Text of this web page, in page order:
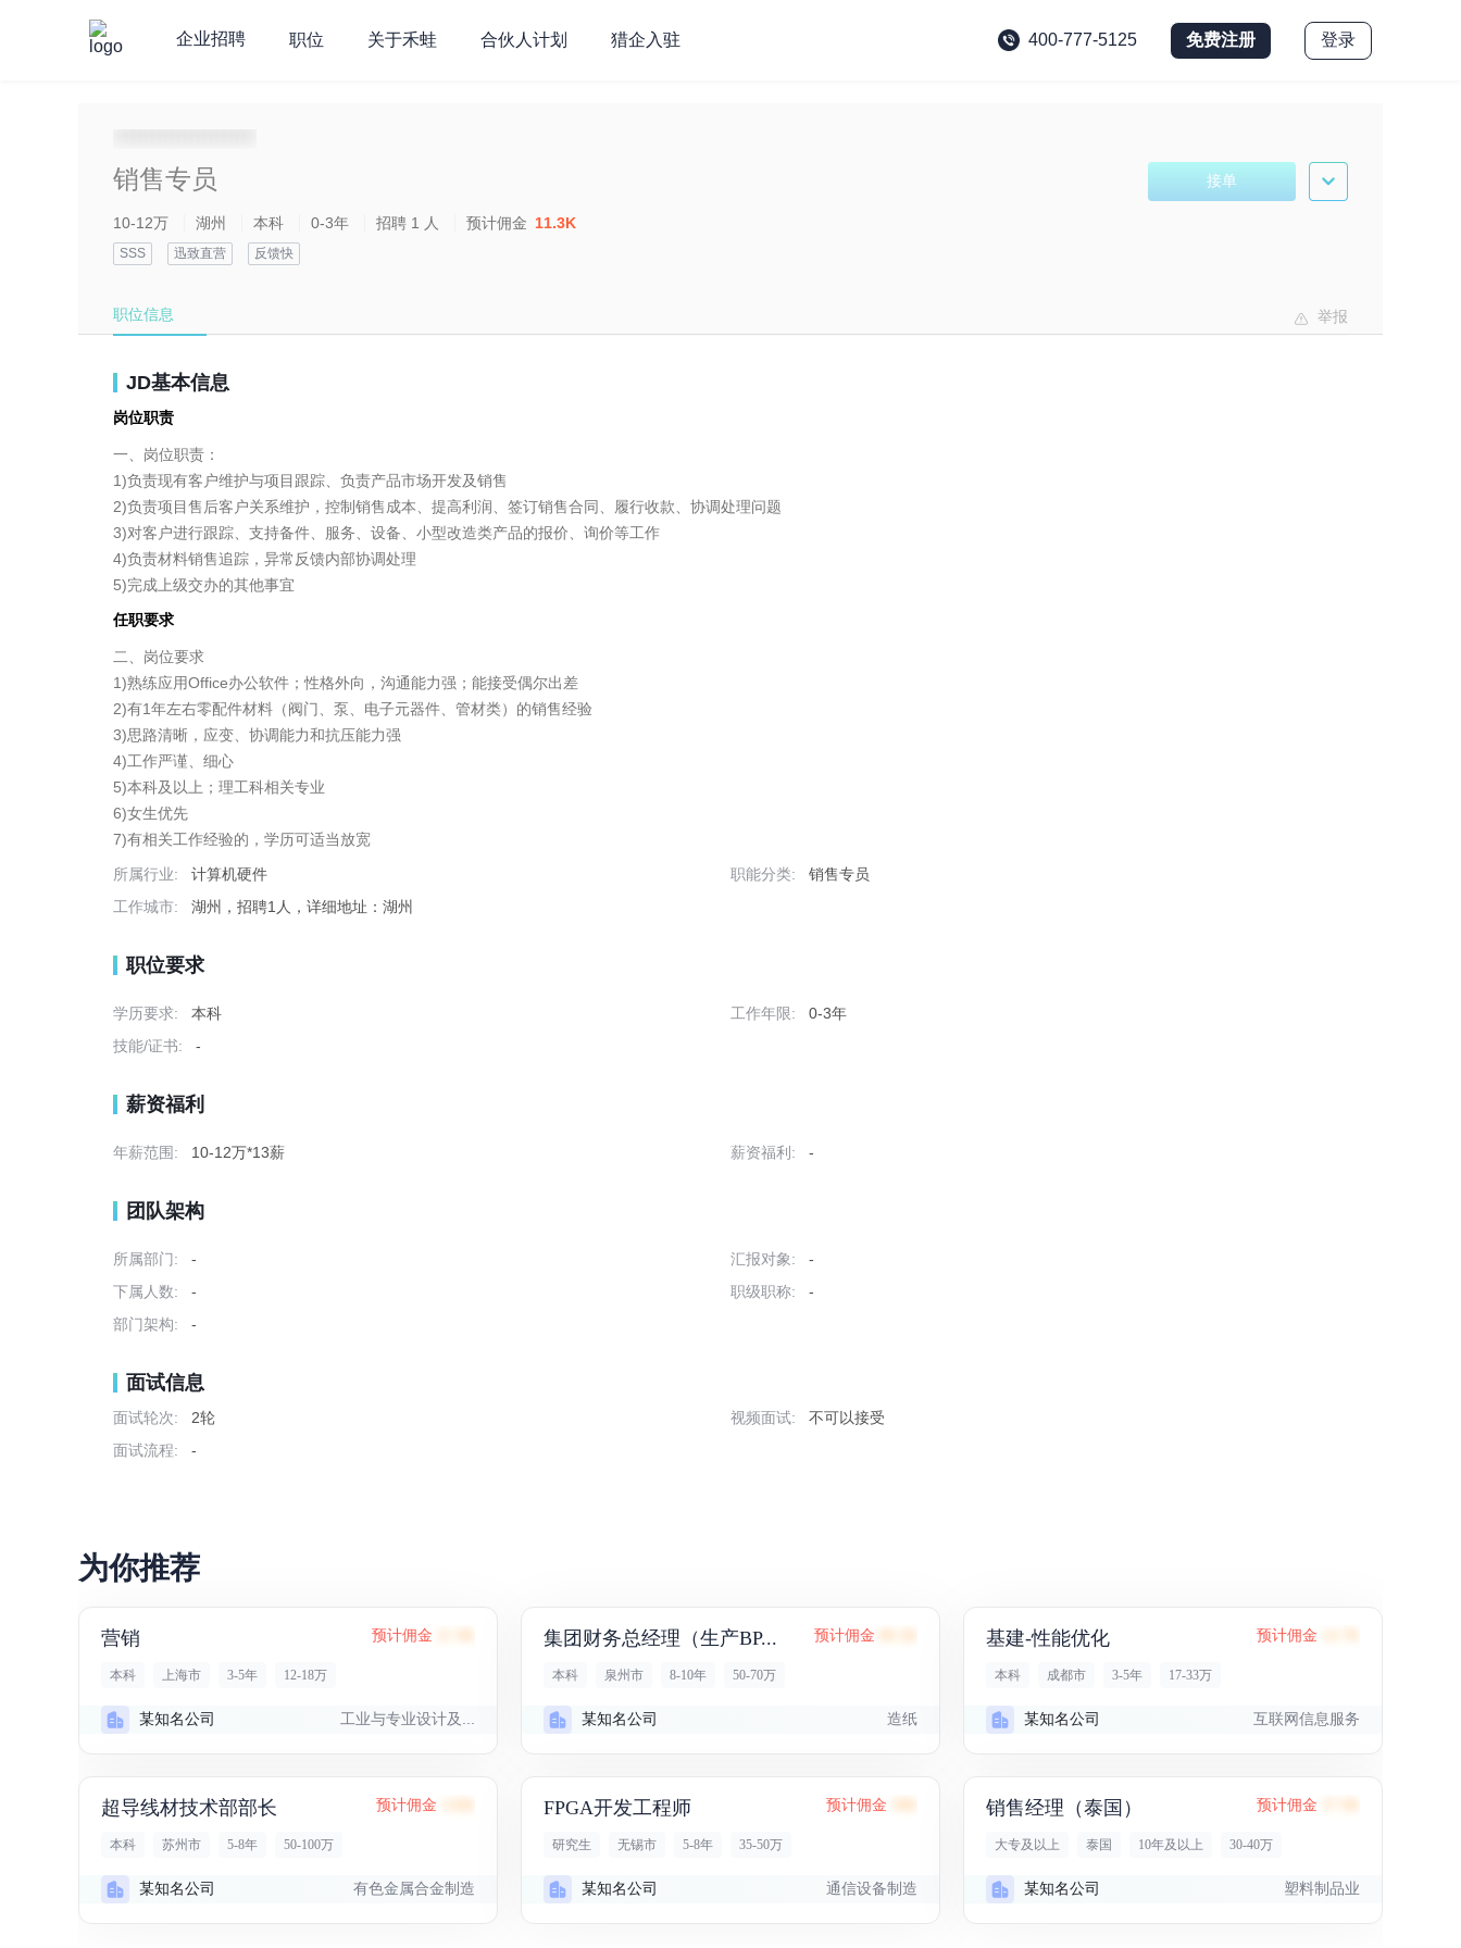
企业招聘 职位 关于禾蛙 合伙人计划 猎企入驻 400-777-5125 免费注册 登录
销售专员 接单
10-12万 湖州 本科 0-3年 招聘 1 人 预计佣金 11.3K
SSS 迅致直营 反馈快
职位信息
JD基本信息
岗位职责
一、岗位职责：
1)负责现有客户维护与项目跟踪、负责产品市场开发及销售
2)负责项目售后客户关系维护，控制销售成本、提高利润、签订销售合同、履行收款、协调处理问题
3)对客户进行跟踪、支持备件、服务、设备、小型改造类产品的报价、询价等工作
4)负责材料销售追踪，异常反馈内部协调处理
5)完成上级交办的其他事宜
任职要求
二、岗位要求
1)熟练应用Office办公软件；性格外向，沟通能力强；能接受偶尔出差
2)有1年左右零配件材料（阀门、泵、电子元器件、管材类）的销售经验
3)思路清晰，应变、协调能力和抗压能力强
4)工作严谨、细心
5)本科及以上；理工科相关专业
6)女生优先
7)有相关工作经验的，学历可适当放宽
所属行业:
计算机硬件 职能分类:
销售专员
工作城市:
湖州，招聘1人，详细地址：湖州
职位要求
学历要求: 本科 工作年限:
0-3年
技能/证书:
-
薪资福利
年薪范围: 10-12万*13薪 薪资福利: -
团队架构
所属部门:
-
下属人数:
-
部门架构:
-
汇报对象:
-
职级职称:
-
面试信息
面试轮次:
2轮
面试流程:
-
视频面试: 不可以接受
举报
为你推荐
营销 预计佣金
本科 上海市 3-5年 12-18万
某知名公司 工业与专业设计及...
集团财务总经理（生产BP... 预计佣金
本科 泉州市 8-10年 50-70万
某知名公司 造纸
基建-性能优化 预计佣金
本科 成都市 3-5年 17-33万
某知名公司 互联网信息服务
超导线材技术部部长 预计佣金
本科 苏州市 5-8年 50-100万
某知名公司 有色金属合金制造
FPGA开发工程师 预计佣金
研究生 无锡市 5-8年 35-50万
某知名公司 通信设备制造
销售经理（泰国） 预计佣金
大专及以上 泰国 10年及以上 30-40万
某知名公司 塑料制品业